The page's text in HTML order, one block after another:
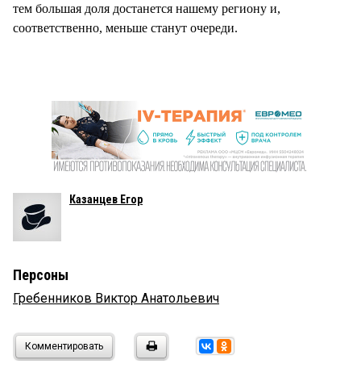
тем большая доля достанется нашему региону и,
соответственно, меньше станут очереди.
Казанцев Егор
Персоны
Гребенников Виктор Анатольевич
Комментировать